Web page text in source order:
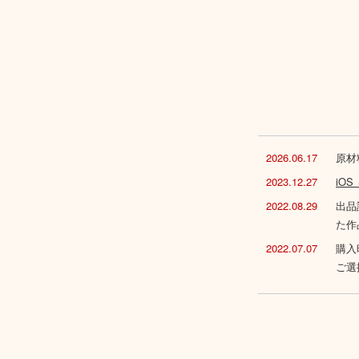
2026.06.17
原
2023.12.27
iOS
2022.08.29
出
た
2022.07.07
購
ご